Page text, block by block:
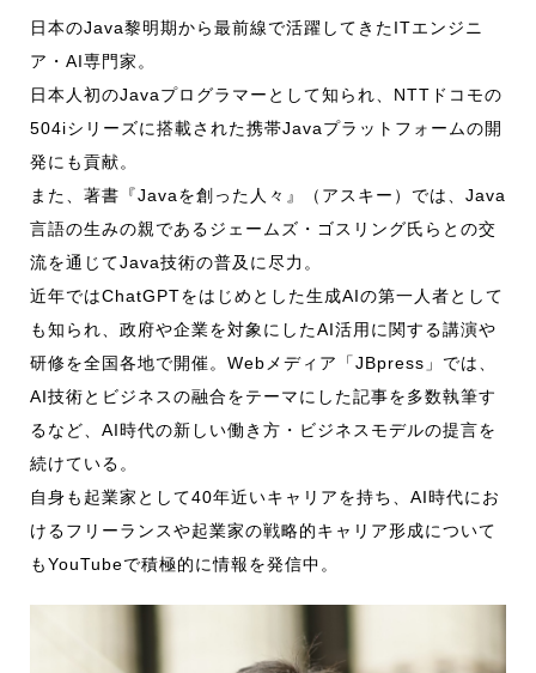
日本のJava黎明期から最前線で活躍してきたITエンジニ
ア・AI専門家。
日本人初のJavaプログラマーとして知られ、NTTドコモの
504iシリーズに搭載された携帯Javaプラットフォームの開
発にも貢献。
また、著書『Javaを創った人々』（アスキー）では、Java
言語の生みの親であるジェームズ・ゴスリング氏らとの交
流を通じてJava技術の普及に尽力。
近年ではChatGPTをはじめとした生成AIの第一人者として
も知られ、政府や企業を対象にしたAI活用に関する講演や
研修を全国各地で開催。Webメディア「JBpress」では、
AI技術とビジネスの融合をテーマにした記事を多数執筆す
るなど、AI時代の新しい働き方・ビジネスモデルの提言を
続けている。
自身も起業家として40年近いキャリアを持ち、AI時代にお
けるフリーランスや起業家の戦略的キャリア形成について
もYouTubeで積極的に情報を発信中。